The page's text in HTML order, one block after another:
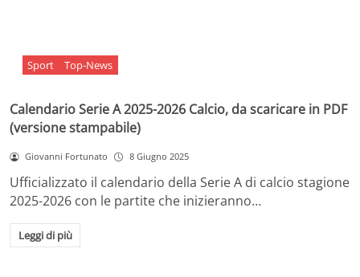
Sport Top-News
Calendario Serie A 2025-2026 Calcio, da scaricare in PDF
(versione stampabile)
Giovanni Fortunato 8 Giugno 2025
Ufficializzato il calendario della Serie A di calcio stagione
2025-2026 con le partite che inizieranno…
Leggi di più